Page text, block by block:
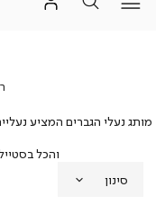
מותג נעלי הגברים המציע
והכל
סינון